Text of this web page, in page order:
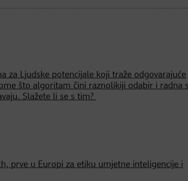
za Ljudske potencijale koji traže odgovarajuće
što algoritam čini raznolikiji odabir i radna
Slažete li se s tim?
prve u Europi za etiku umjetne inteligencije i